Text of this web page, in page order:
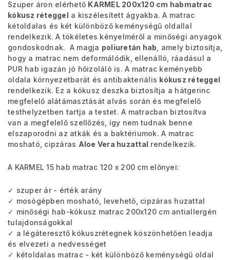
Szuper áron elérhető KARMEL 200x120 cm habmatrac
kókusz réteggel a kiszélesített ágyakba. A matrac
kétoldalas és két különböző keménységű oldallal
rendelkezik. A tökéletes kényelméről a minőségi anyagok
gondoskodnak. A magja poliuretán hab , amely biztosítja,
hogy a matrac nem deformálódik, ellenálló, ráadásul a
PUR hab igazán jó hőizoláló is. A matrac keményebb
oldala környezetbarát és antibakteriális kókusz réteggel
rendelkezik. Ez a kókusz deszka biztosítja a hátgerinc
megfelelő alátámasztását alvás során és megfelelő
testhelyzetben tartja a testet. A matracban biztosítva
van a megfelelő szellőzés, így nem tudnak benne
elszaporodni az atkák és a baktériumok. A matrac
mosható, cipzáras Aloe Vera huzattal rendelkezik.
A KARMEL 15 hab matrac 120 x 200 cm előnyei:
✓ szuper ár - érték arány
✓ mosógépben mosható, levehető, cipzáras huzattal
✓ minőségi hab-kókusz matrac 200x120 cm antiallergén
tulajdonságokkal
✓ a légáteresztő kókuszrétegnek köszönhetően leadja
és elvezeti a nedvességet
✓ kétoldalas matrac - két különböző keménységű oldal